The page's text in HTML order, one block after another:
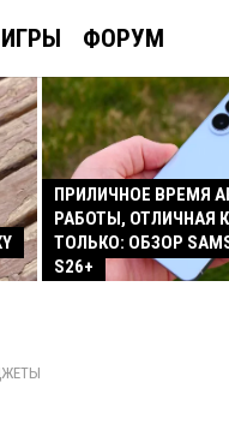
ИГРЫ ФОРУМ
ПРИЛИЧНОЕ ВРЕМЯ
РАБОТЫ, ОТЛИЧНАЯ
ТОЛЬКО: ОБЗОР
S26+